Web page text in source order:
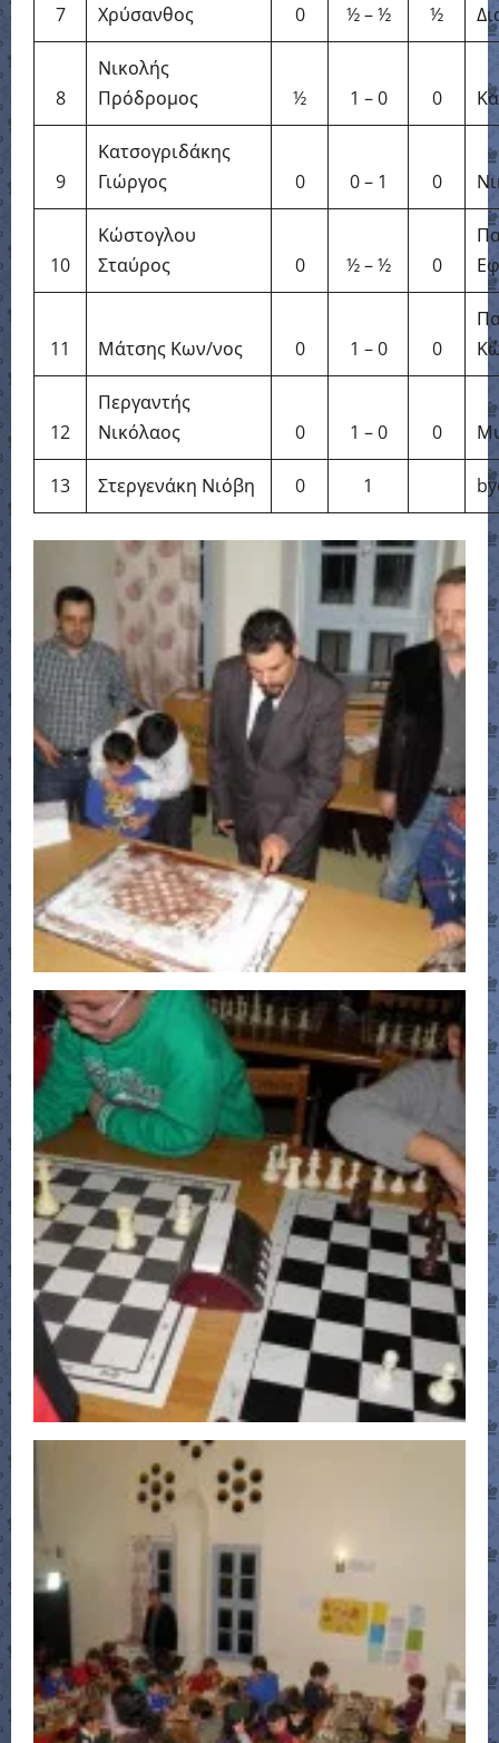
7
Χρύσανθος
0 ½ – ½ ½
8
Νικολής
Πρόδρομος
½ 1 – 0 0
9
Κατσογριδάκης
Γιώργος
0 0 – 1 0
10
Κώστογλου
Σταύρος
0 ½ – ½ 0
11 Μάτσης Κων/νος 0 1 – 0 0
12
Περγαντής
Νικόλαος
0 1 – 0 0
13 Στεργενάκη Νιόβη 0 1